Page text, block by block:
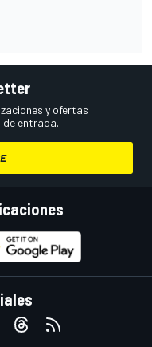
y ofertas
de entrada.